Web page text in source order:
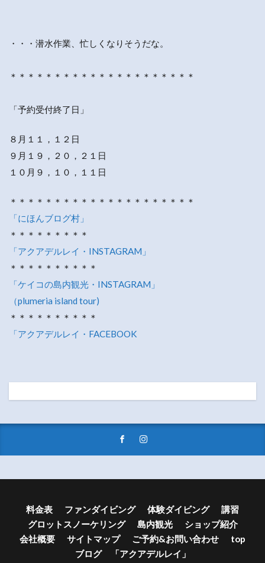
・・・潜水作業、忙しくなりそうだな。
＊＊＊＊＊＊＊＊＊＊＊＊＊＊＊＊＊＊＊＊＊
「予約受付終了日」
８月１１，１２日
９月１９，２０，２１日
１０月９，１０，１１日
＊＊＊＊＊＊＊＊＊＊＊＊＊＊＊＊＊＊＊＊＊
「にほんブログ村」
＊＊＊＊＊＊＊＊＊
「アクアデルレイ・INSTAGRAM」
＊＊＊＊＊＊＊＊＊＊
「ケイコの島内観光・INSTAGRAM」
（plumeria island tour)
＊＊＊＊＊＊＊＊＊＊
「アクアデルレイ・FACEBOOK
料金表 ファンダイビング 体験ダイビング
講習
グロットスノーケリング
島内観光
ショップ紹介
会社概要
サイトマップ ご予約&お問い合わせ
top
ブログ 「アクアデルレイ」